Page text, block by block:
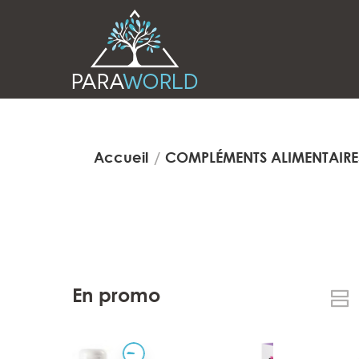
Accueil COMPLÉMENTS
En promo